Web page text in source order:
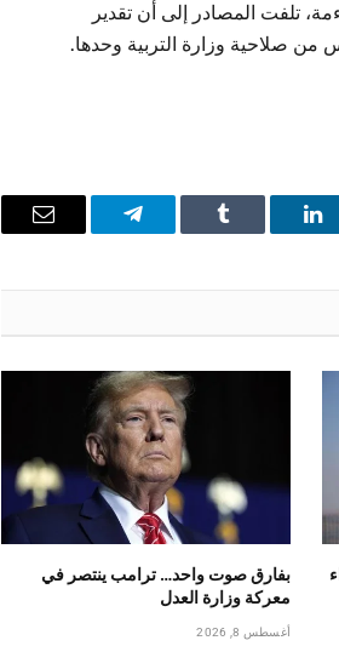
تلفت المصادر إلى أن تقدير
من صلاحية وزارة التربية وحدها.
لينكدإن Tumblr تيلقرام
البريد
بفارق صوت واحد… ترامب ينتصر في
معركة وزارة العدل
أغسطس 8, 2026